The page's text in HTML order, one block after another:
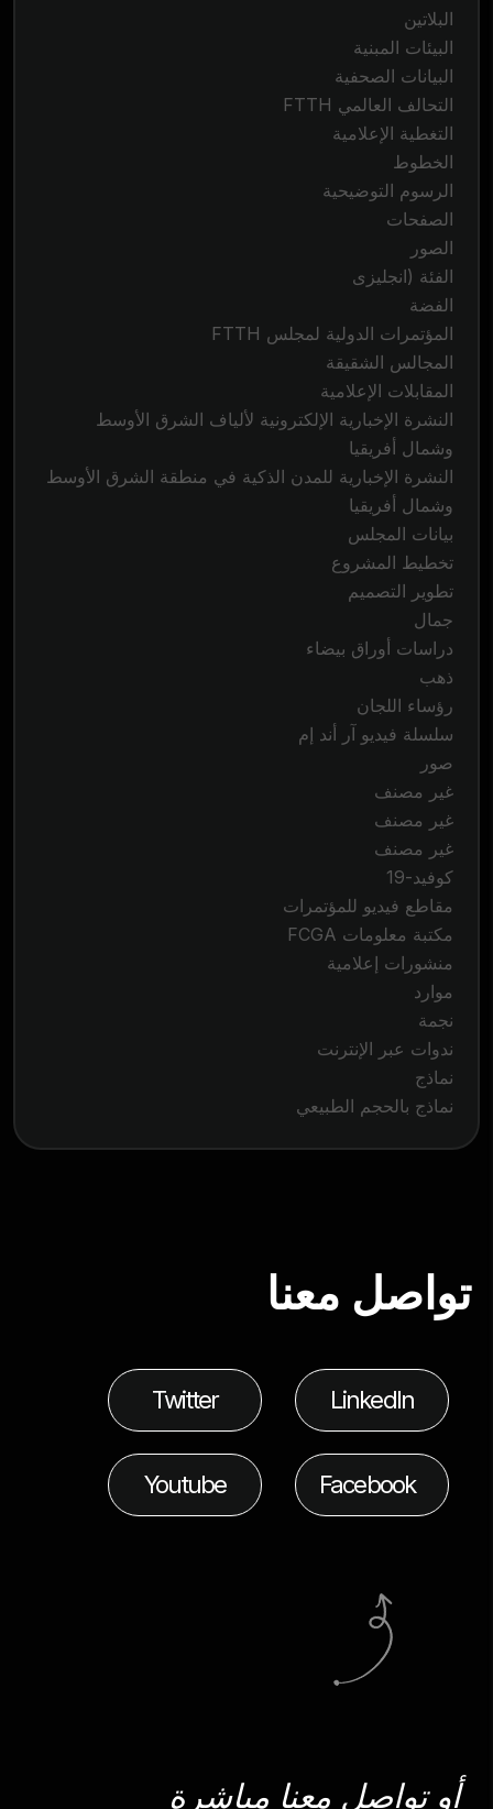
البلاتين
البيئات المبنية
البيانات الصحفية
التحالف العالمي FTTH
التغطية الإعلامية
الخطوط
الرسوم التوضيحية
الصفحات
الصور
الفئة (انجليزى
الفضة
المؤتمرات الدولية لمجلس FTTH
المجالس الشقيقة
المقابلات الإعلامية
النشرة الإخبارية الإلكترونية لألياف الشرق الأوسط
وشمال أفريقيا
النشرة الإخبارية للمدن الذكية في منطقة الشرق الأوسط
وشمال أفريقيا
بيانات المجلس
تخطيط المشروع
تطوير التصميم
جمال
دراسات أوراق بيضاء
ذهب
رؤساء اللجان
سلسلة فيديو آر أند إم
صور
غير مصنف
غير مصنف
غير مصنف
كوفيد-19
مقاطع فيديو للمؤتمرات
مكتبة معلومات FCGA
منشورات إعلامية
موارد
نجمة
ندوات عبر الإنترنت
نماذج
نماذج بالحجم الطبيعي
تواصل معنا
LinkedIn
Twitter
Facebook
Youtube
أو تواصل معنا مباشرة